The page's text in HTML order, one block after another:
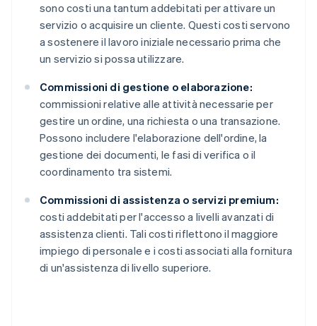
sono costi una tantum addebitati per attivare un
servizio o acquisire un cliente. Questi costi servono
a sostenere il lavoro iniziale necessario prima che
un servizio si possa utilizzare.
Commissioni di gestione o elaborazione:
commissioni relative alle attività necessarie per
gestire un ordine, una richiesta o una transazione.
Possono includere l'elaborazione dell'ordine, la
gestione dei documenti, le fasi di verifica o il
coordinamento tra sistemi.
Commissioni di assistenza o servizi premium:
costi addebitati per l'accesso a livelli avanzati di
assistenza clienti. Tali costi riflettono il maggiore
impiego di personale e i costi associati alla fornitura
di un'assistenza di livello superiore.